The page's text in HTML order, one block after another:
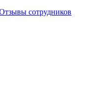
сотрудников